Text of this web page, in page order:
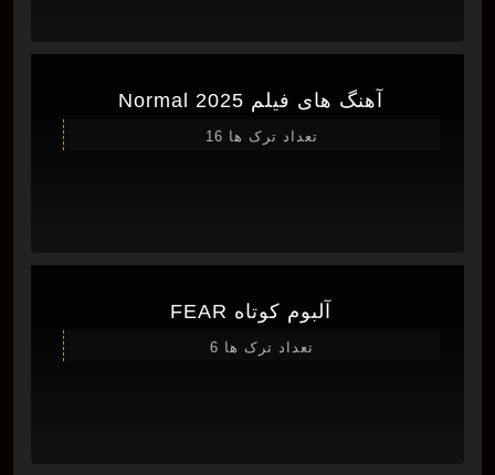
آهنگ های فیلم Normal 2025
تعداد ترک ها 16
آلبوم کوتاه FEAR
تعداد ترک ها 6